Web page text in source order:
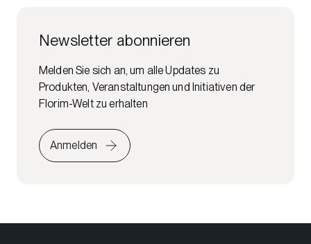
Newsletter abonnieren
Melden Sie sich an, um alle Updates zu
Produkten, Veranstaltungen und Initiativen der
Florim-Welt zu erhalten
Anmelden